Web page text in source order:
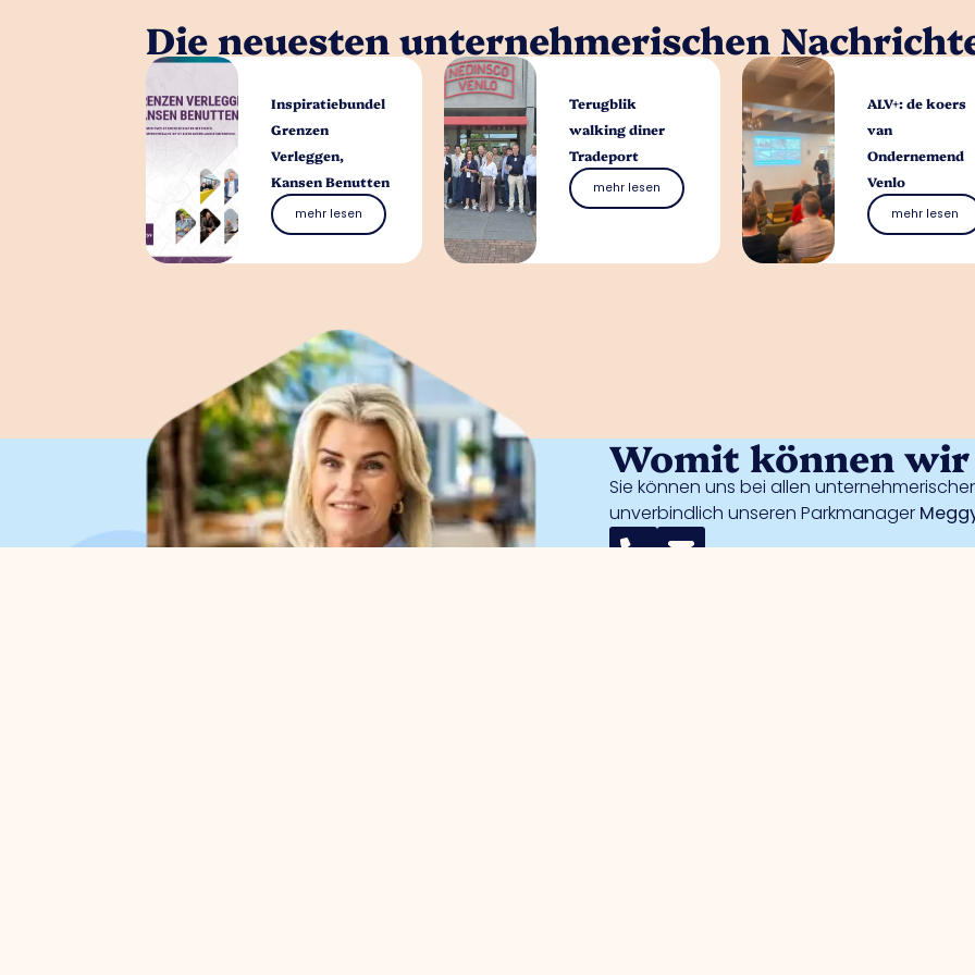
Die neuesten unternehmerischen
Inspiratiebundel
Grenzen
Verleggen,
Kansen Benutten
mehr lesen
Terugblik
walking diner
Tradeport
mehr lesen
ALV+: de koers
van
Ondernemend
Venlo
mehr lesen
Womit können wir
Sie können uns bei allen
unverbindlich unseren Parkmanager